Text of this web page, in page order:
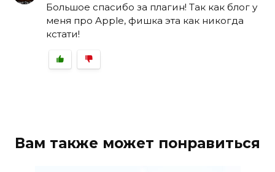
Большое спасибо за плагин! Так как блог у
меня про Apple, фишка эта как никогда
кстати!
Вам также может понравиться